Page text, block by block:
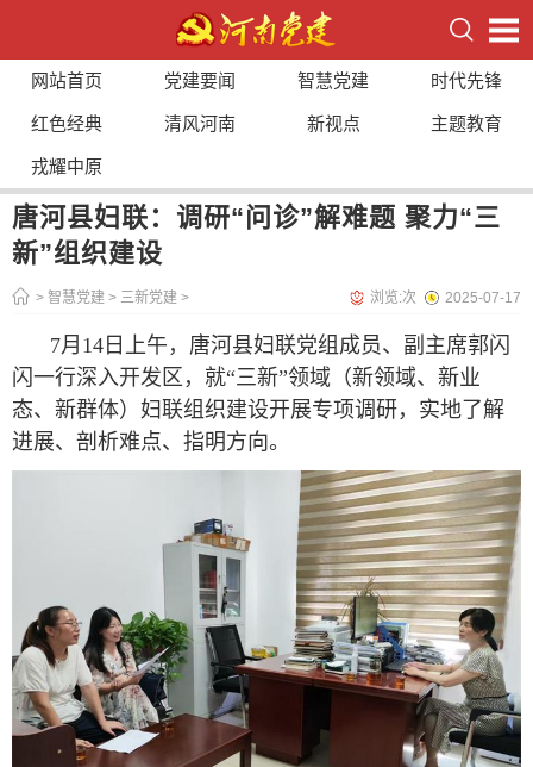
网站首页 党建要闻 智慧党建 时代先锋
红色经典 清风河南 新视点 主题教育
戎耀中原
唐河县妇联：调研“问诊”解难题 聚力“三
新”组织建设
> 智慧党建 > 三新党建 > 2025-07-17
浏览:次
7月14日上午，唐河县妇联党组成员、副主席郭闪
闪一行深入开发区，就“三新”领域（新领域、新业
态、新群体）妇联组织建设开展专项调研，实地了解
进展、剖析难点、指明方向。